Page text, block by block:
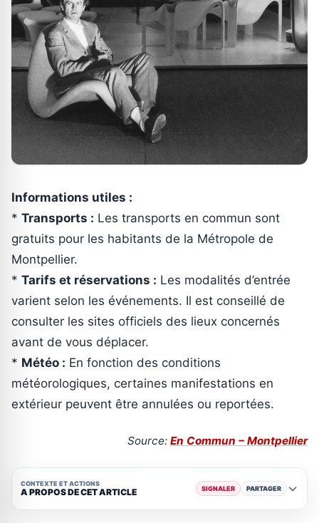
Informations utiles :
* Transports : Les transports en commun sont
gratuits pour les habitants de la Métropole de
Montpellier.
* Tarifs et réservations : Les modalités d’entrée
varient selon les événements. Il est conseillé de
consulter les sites officiels des lieux concernés
avant de vous déplacer.
* Météo : En fonction des conditions
météorologiques, certaines manifestations en
extérieur peuvent être annulées ou reportées.
Source: En Commun – Montpellier
CONTEXTE ET ACTIONS
A PROPOS DE CET ARTICLE SIGNALER PARTAGER